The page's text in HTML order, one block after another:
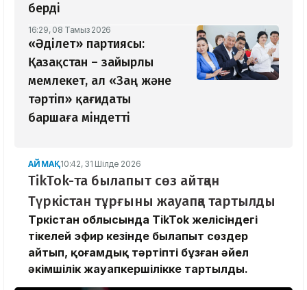
берді
16:29, 08 Тамыз 2026
«Әділет» партиясы:
Қазақстан – зайырлы
мемлекет, ал «Заң және
тәртіп» қағидаты
баршаға міндетті
АЙМАҚ10:42, 31 Шілде 2026
TikTok-та былапыт сөз айтқан
Түркістан тұрғыны жауапқа тартылды
Түркістан облысында TikTok желісіндегі
тікелей эфир кезінде былапыт сөздер
айтып, қоғамдық тәртіпті бұзған әйел
әкімшілік жауапкершілікке тартылды.